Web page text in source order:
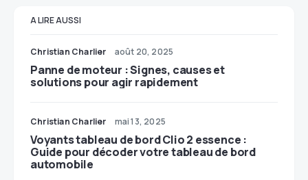
A LIRE AUSSI
Christian Charlier août 20, 2025
Panne de moteur : Signes, causes et
solutions pour agir rapidement
Christian Charlier mai 13, 2025
Voyants tableau de bord Clio 2 essence :
Guide pour décoder votre tableau de bord
automobile